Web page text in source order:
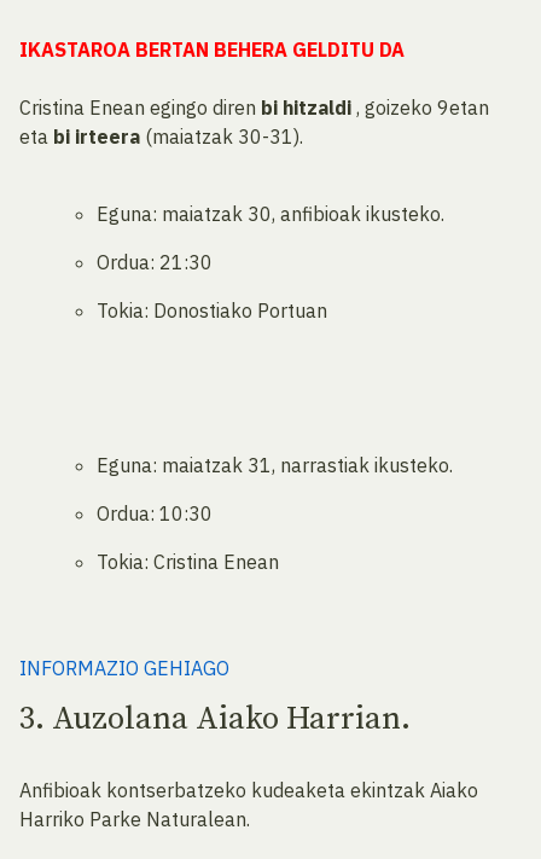
IKASTAROA BERTAN BEHERA GELDITU DA
Cristina Enean egingo diren bi hitzaldi , goizeko 9etan
eta bi irteera (maiatzak 30-31).
Eguna: maiatzak 30, anfibioak ikusteko.
Ordua: 21:30
Tokia: Donostiako Portuan
Eguna: maiatzak 31, narrastiak ikusteko.
Ordua: 10:30
Tokia: Cristina Enean
INFORMAZIO GEHIAGO
3. Auzolana Aiako Harrian.
Anfibioak kontserbatzeko kudeaketa ekintzak Aiako
Harriko Parke Naturalean.